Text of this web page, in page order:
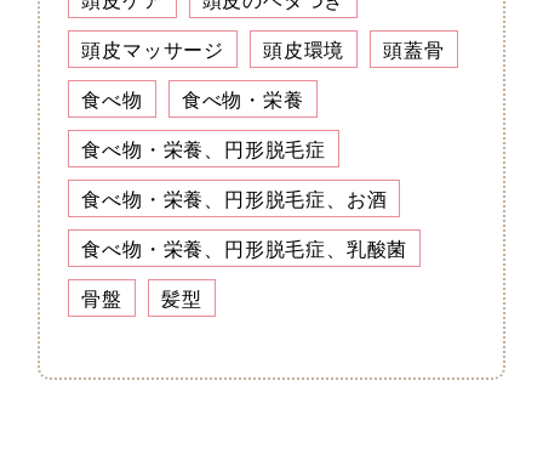
頭皮マッサージ
頭皮環境
頭蓋骨
食べ物
食べ物・栄養
食べ物・栄養、円形脱毛症
食べ物・栄養、円形脱毛症、お酒
食べ物・栄養、円形脱毛症、乳酸菌
骨盤
髪型